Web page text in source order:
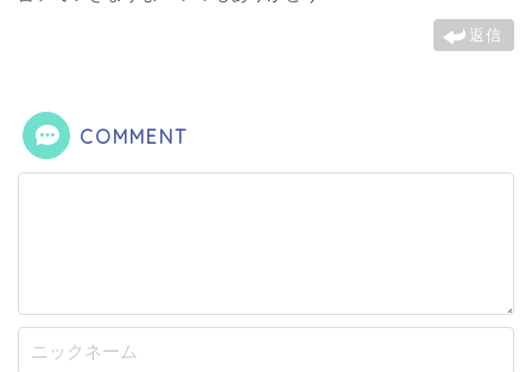
返信
COMMENT